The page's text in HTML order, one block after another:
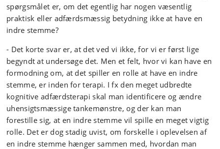
spørgsmålet er, om det egentlig har nogen væsentlig
praktisk eller adfærdsmæssig betydning ikke at have en
indre stemme?
- Det korte svar er, at det ved vi ikke, for vi er først lige
begyndt at undersøge det. Men et felt, hvor vi kan have en
formodning om, at det spiller en rolle at have en indre
stemme, er inden for terapi. I fx den meget udbredte
kognitive adfærdsterapi skal man identificere og ændre
uhensigtsmæssige tankemønstre, og der kan man
forestille sig, at en indre stemme vil spille en meget vigtig
rolle. Det er dog stadig uvist, om forskelle i oplevelsen af
en indre stemme hænger sammen med, hvordan man